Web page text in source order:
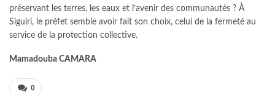
préservant les terres, les eaux et l’avenir des communautés ? À
Siguiri, le préfet semble avoir fait son choix, celui de la fermeté au
service de la protection collective.
Mamadouba CAMARA
0